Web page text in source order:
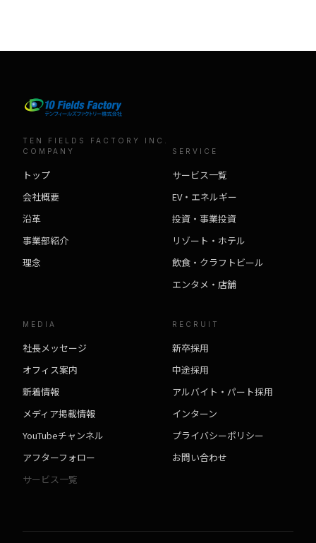
TEN FIELDS FACTORY INC.
COMPANY
トップ
会社概要
沿革
事業部紹介
理念
SERVICE
サービス一覧
EV・エネルギー
投資・事業投資
リゾート・ホテル
飲食・クラフトビール
エンタメ・店舗
MEDIA
社長メッセージ
オフィス案内
新着情報
メディア掲載情報
YouTubeチャンネル
アフターフォロー
サービス一覧
RECRUIT
新卒採用
中途採用
アルバイト・パート採用
インターン
プライバシーポリシー
お問い合わせ